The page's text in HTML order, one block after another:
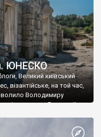
ЮНЕСКО
Великий київський
візантійське, на той час,
Володимиру
імператору Василю ІІ, та
Василем-християнином.
Херсонесу Таврійського